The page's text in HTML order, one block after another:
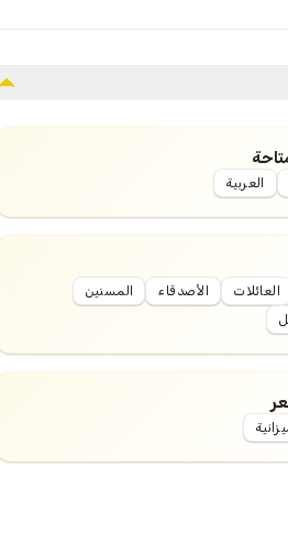
العربية
العائلات الأصدقاء
المسنين